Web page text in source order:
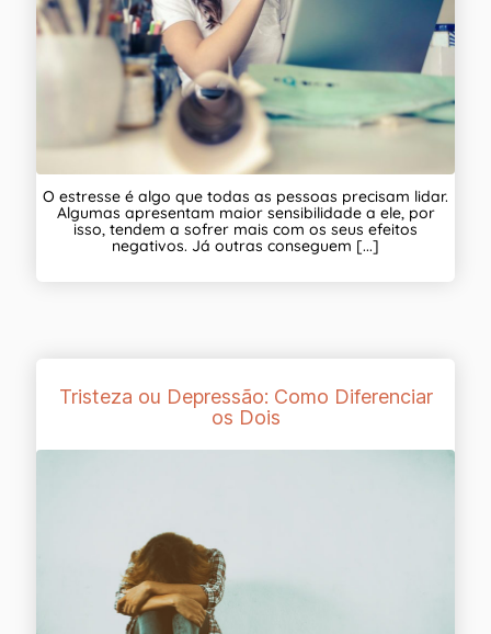
O estresse é algo que todas as pessoas precisam lidar.
Algumas apresentam maior sensibilidade a ele, por
isso, tendem a sofrer mais com os seus efeitos
negativos. Já outras conseguem [...]
Tristeza ou Depressão: Como Diferenciar
os Dois